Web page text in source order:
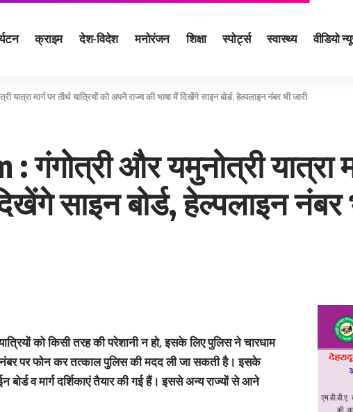
क्राइम देश-विदेश मनोरंजन शिक्षा स्पोर्ट्स स्वास्थ्य वीडियो
मार्ग पर तीर्थ यात्रियों को अपनेे राज्‍य की भाषा में दिखेंगे साइन बोर्ड, हेल्‍पलाइन नंबर भी जारी
और यमुनोत्री यात्रा
साइन बोर्ड, हेल्‍पलाइन नंबर
को किसी तरह की परेशानी न हो, इसके लिए पुलिस ने चारधाम
पर फोन कर तत्‍काल पुलिस की मदद ली जा सकती है। इसके
बोर्ड व मार्ग दर्शिकाएं तैयार की गई हैं। इससे अन्‍य राज्‍यों से आने